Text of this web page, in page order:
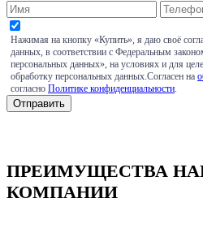
Нажимая на кнопку «Купить», я даю своё
данных, в соответствии с Федеральным
персональных данных», на условиях и для
обработку персональных данных.Согласен на
согласно Политике конфиденциальности
ПРЕИМУЩЕСТВА
КОМПАНИИ